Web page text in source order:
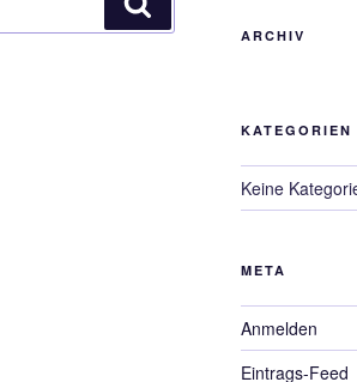
ARCHIV
KATEGORIEN
Keine
META
Anmelden
Eintrags-Feed